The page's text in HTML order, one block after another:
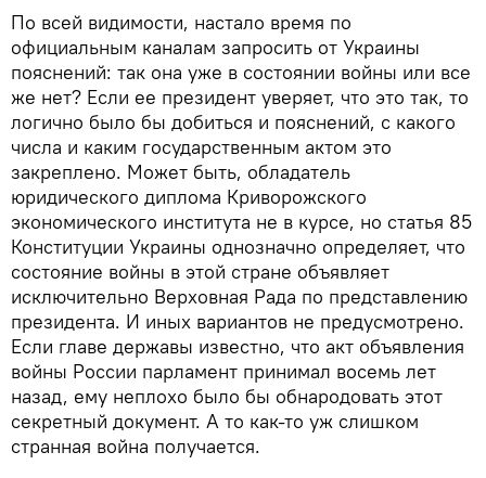
По всей видимости, настало время по
официальным каналам запросить от Украины
пояснений: так она уже в состоянии войны или все
же нет? Если ее президент уверяет, что это так, то
логично было бы добиться и пояснений, с какого
числа и каким государственным актом это
закреплено. Может быть, обладатель
юридического диплома Криворожского
экономического института не в курсе, но статья 85
Конституции Украины однозначно определяет, что
состояние войны в этой стране объявляет
исключительно Верховная Рада по представлению
президента. И иных вариантов не предусмотрено.
Если главе державы известно, что акт объявления
войны России парламент принимал восемь лет
назад, ему неплохо было бы обнародовать этот
секретный документ. А то как-то уж слишком
странная война получается.